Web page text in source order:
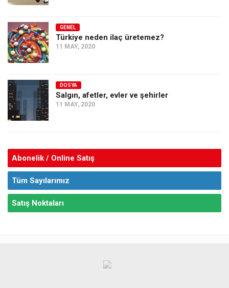
GENEL
Türkiye neden ilaç üretemez?
11 MAY, 2020
DOSYA
Salgın, afetler, evler ve şehirler
11 MAY, 2020
Abonelik / Online Satış
Tüm Sayılarımız
Satış Noktaları